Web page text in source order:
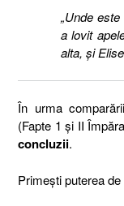
„Unde
a lovit
alta, şi
În urma
(Fapte 1 şi II
concluzii.
Primeşti puterea